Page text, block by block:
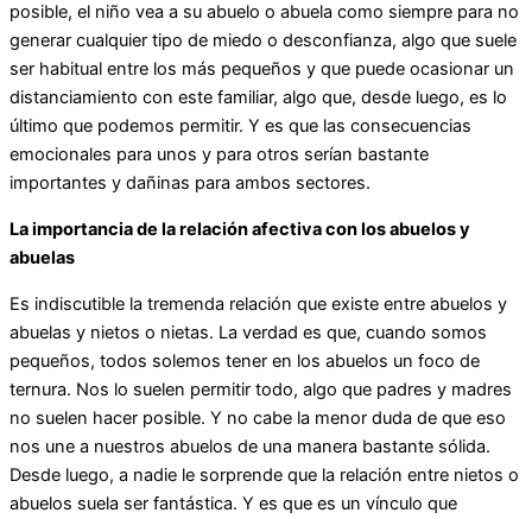
posible, el niño vea a su abuelo o abuela como siempre para no
generar cualquier tipo de miedo o desconfianza, algo que suele
ser habitual entre los más pequeños y que puede ocasionar un
distanciamiento con este familiar, algo que, desde luego, es lo
último que podemos permitir. Y es que las consecuencias
emocionales para unos y para otros serían bastante
importantes y dañinas para ambos sectores.
La importancia de la relación afectiva con los abuelos y
abuelas
Es indiscutible la tremenda relación que existe entre abuelos y
abuelas y nietos o nietas. La verdad es que, cuando somos
pequeños, todos solemos tener en los abuelos un foco de
ternura. Nos lo suelen permitir todo, algo que padres y madres
no suelen hacer posible. Y no cabe la menor duda de que eso
nos une a nuestros abuelos de una manera bastante sólida.
Desde luego, a nadie le sorprende que la relación entre nietos o
abuelos suela ser fantástica. Y es que es un vínculo que